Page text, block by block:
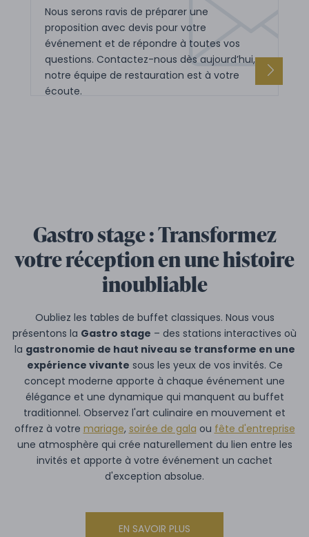
Nous serons ravis de préparer une
proposition avec devis pour votre
événement et de répondre à toutes vos
questions. Contactez-nous dès aujourd’hui,
notre équipe de restauration est à votre
écoute.
Gastro stage : Transformez
votre réception en une histoire
inoubliable
Oubliez les tables de buffet classiques. Nous vous
présentons la Gastro stage – des stations interactives où
la gastronomie de haut niveau se transforme en une
expérience vivante sous les yeux de vos invités. Ce
concept moderne apporte à chaque événement une
élégance et une dynamique qui manquent au buffet
traditionnel. Observez l'art culinaire en mouvement et
offrez à votre mariage, soirée de gala ou fête d'entreprise
une atmosphère qui crée naturellement du lien entre les
invités et apporte à votre événement un cachet
d'exception absolue.
EN SAVOIR PLUS